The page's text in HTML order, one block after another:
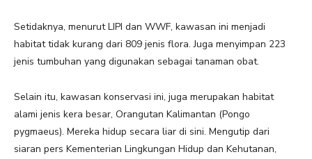
Setidaknya, menurut LIPI dan WWF, kawasan ini menjadi
habitat tidak kurang dari 809 jenis flora. Juga menyimpan 223
jenis tumbuhan yang digunakan sebagai tanaman obat.
Selain itu, kawasan konservasi ini, juga merupakan habitat
alami jenis kera besar, Orangutan Kalimantan (Pongo
pygmaeus). Mereka hidup secara liar di sini. Mengutip dari
siaran pers Kementerian Lingkungan Hidup dan Kehutanan,